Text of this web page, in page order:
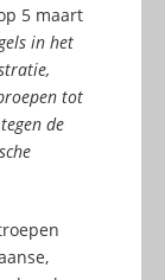
5 maart
in het
tot
de